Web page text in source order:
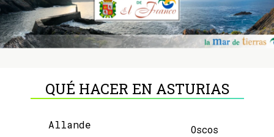
QUÉ HACER EN ASTURIAS
Allande
Oscos